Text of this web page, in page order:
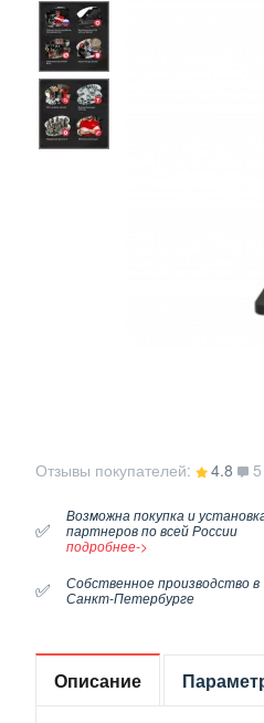
Отзывы покупателей: 4.8
✅
Возможна покупка и
партнеров по всей России
подробнее->
✅
Собственное производство в
Санкт-Петербурге
Описание